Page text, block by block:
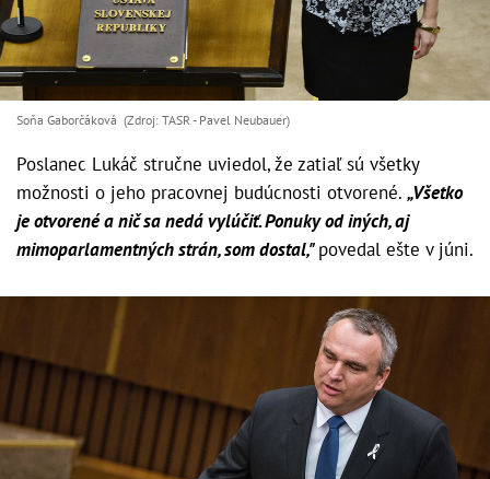
Soňa Gaborčáková (Zdroj: TASR - Pavel Neubauer)
Poslanec Lukáč stručne uviedol, že zatiaľ sú všetky
možnosti o jeho pracovnej budúcnosti otvorené. „Všetko
je otvorené a nič sa nedá vylúčiť. Ponuky od iných, aj
mimoparlamentných strán, som dostal,"povedal ešte v júni.